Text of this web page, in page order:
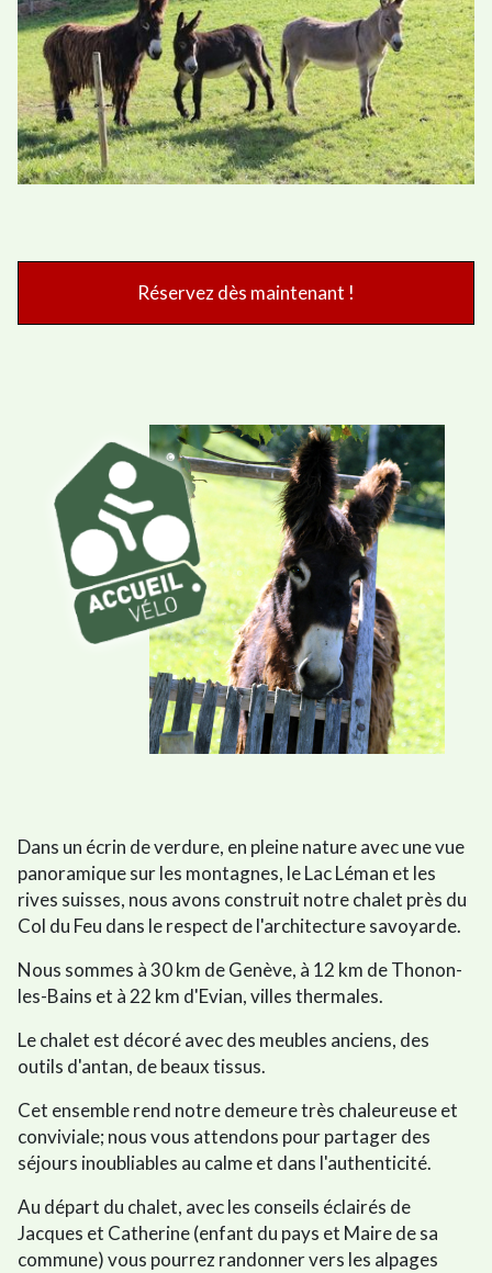
Réservez dès maintenant !
Dans un écrin de verdure, en pleine nature avec une vue
panoramique sur les montagnes, le Lac Léman et les
rives suisses, nous avons construit notre chalet près du
Col du Feu dans le respect de l'architecture savoyarde.
Nous sommes à 30 km de Genève, à 12 km de Thonon-
les-Bains et à 22 km d'Evian, villes thermales.
Le chalet est décoré avec des meubles anciens, des
outils d'antan, de beaux tissus.
Cet ensemble rend notre demeure très chaleureuse et
conviviale; nous vous attendons pour partager des
séjours inoubliables au calme et dans l'authenticité.
Au départ du chalet, avec les conseils éclairés de
Jacques et Catherine (enfant du pays et Maire de sa
commune) vous pourrez randonner vers les alpages